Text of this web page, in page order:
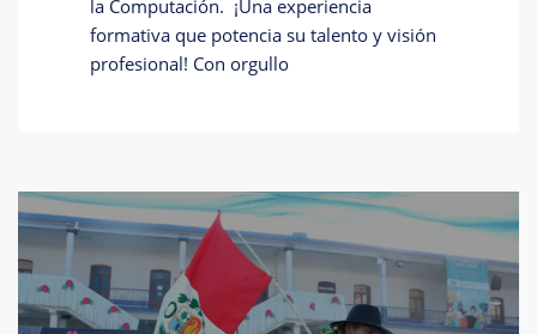
la Computación. ¡Una experiencia
formativa que potencia su talento y visión
profesional! Con orgullo